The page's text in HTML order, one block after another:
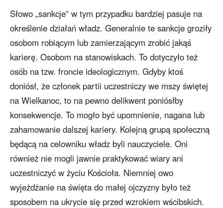
Słowo „sankcje” w tym przypadku bardziej pasuje na
określenie działań władz. Generalnie te sankcje groziły
osobom robiącym lub zamierzającym zrobić jakąś
karierę. Osobom na stanowiskach. To dotyczyło też
osób na tzw. froncie ideologicznym. Gdyby ktoś
doniósł, że członek partii uczestniczy we mszy świętej
na Wielkanoc, to na pewno delikwent poniósłby
konsekwencje. To mogło być upomnienie, nagana lub
zahamowanie dalszej kariery. Kolejną grupą społeczną
będącą na celowniku władz byli nauczyciele. Oni
również nie mogli jawnie praktykować wiary ani
uczestniczyć w życiu Kościoła. Niemniej owo
wyjeżdżanie na święta do małej ojczyzny było też
sposobem na ukrycie się przed wzrokiem wścibskich.